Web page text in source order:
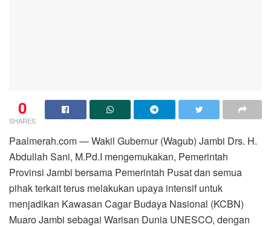
0
SHARES
Paalmerah.com — Wakil Gubernur (Wagub) Jambi Drs. H.
Abdullah Sani, M.Pd.I mengemukakan, Pemerintah
Provinsi Jambi bersama Pemerintah Pusat dan semua
pihak terkait terus melakukan upaya intensif untuk
menjadikan Kawasan Cagar Budaya Nasional (KCBN)
Muaro Jambi sebagai Warisan Dunia UNESCO, dengan